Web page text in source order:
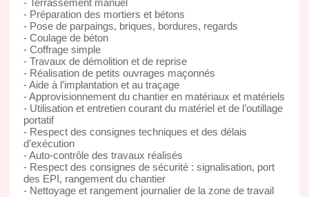
- Préparation des mortiers et bétons
- Pose de parpaings, briques, bordures, regards
- Coulage de béton
- Coffrage simple
- Travaux de démolition et de reprise
- Réalisation de petits ouvrages maçonnés
- Aide à l’implantation et au traçage
- Approvisionnement du chantier en matériaux et matériels
- Utilisation et entretien courant du matériel et de l’outillage
portatif
- Respect des consignes techniques et des délais
d’exécution
- Auto-contrôle des travaux réalisés
- Respect des consignes de sécurité : signalisation, port
des EPI, rangement du chantier
- Nettoyage et rangement journalier de la zone de travail